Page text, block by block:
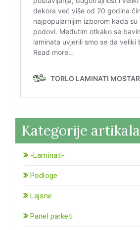
Kategorije artikala
-Laminati-
Podloge
Lajsne
Panel parketi